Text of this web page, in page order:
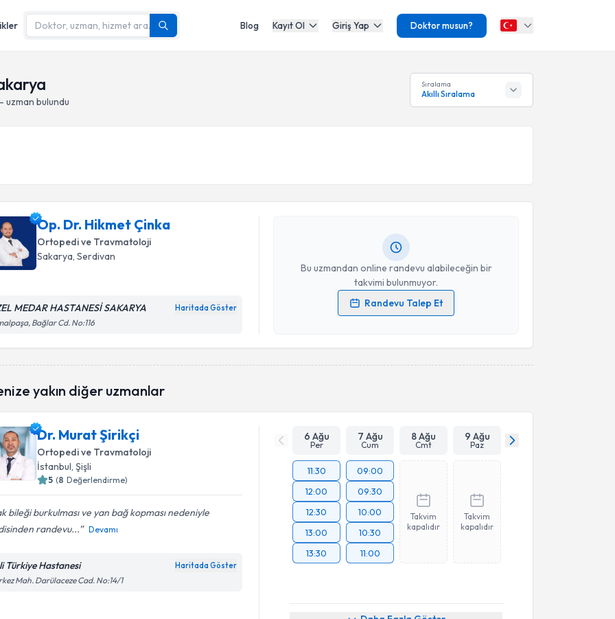
Blog Kayıt Ol Giriş Yap Doktor musun?
bulundu
Sıralama
Akıllı Sıralama
Op. Dr. Hikmet Çinka
Ortopedi ve Travmatoloji
Sakarya, Serdivan
MEDAR HASTANESİ SAKARYA Haritada Göster
Bağlar Cd. No:116
Bu uzmandan online randevu alabileceğin bir
takvimi bulunmuyor.
Randevu Talep Et
Kişisel verilerimin işlenmesine ilişkinAydınlatma Metni
işlenmesini kabul ediyorum.
yakın diğer uzmanlar
Dr. Murat Şirikçi
Ortopedi ve Travmatoloji
İstanbul, Şişli
5 (8 Değerlendirme)
bileği burkulması ve yan bağ kopması nedeniyle
randevu...
Devamı
Türkiye Hastanesi Haritada Göster
Mah. Darülaceze Cad. No:14/1
6 Ağu
Per
7 Ağu
Cum
8 Ağu
Cmt
9 Ağu
Paz
11:30
12:00
12:30
13:00
13:30
09:00
09:30
10:00
10:30
11:00
Takvim
kapalıdır
Takvim
kapalıdır